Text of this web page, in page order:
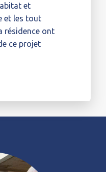
et
et les tout
résidence ont
ce projet